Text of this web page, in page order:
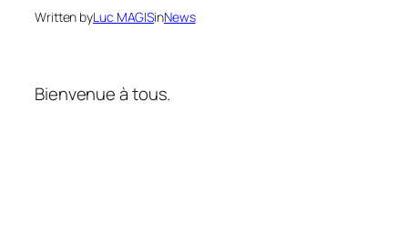
Written byLuc MAGISinNews
Bienvenue à tous.